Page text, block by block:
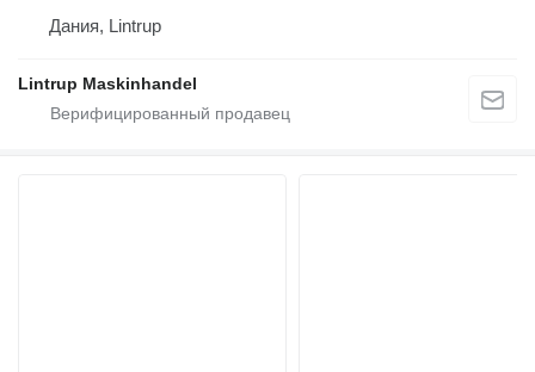
Дания, Lintrup
Lintrup Maskinhandel